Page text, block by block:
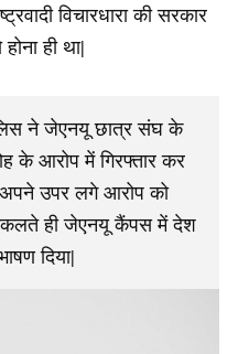
विचारधारा की सरकार
ही था|
ने जेएनयू छात्र संघ के
के आरोप में गिरफ्तार कर
अपने उपर लगे आरोप को
ही जेएनयू कैंपस में देश
दिया|